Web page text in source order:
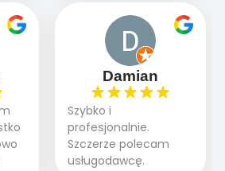
Damian
Szybko i
profesjonalnie.
Szczerze polecam
usługodawcę.